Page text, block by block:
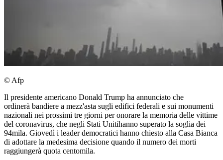
© Afp
Il presidente americano Donald Trump ha annunciato che
ordinerà bandiere a mezz'asta sugli edifici federali e sui monumenti
nazionali nei prossimi tre giorni per onorare la memoria delle vittime
del coronavirus, che negli Stati Unitihanno superato la soglia dei
94mila. Giovedì i leader democratici hanno chiesto alla Casa Bianca
di adottare la medesima decisione quando il numero dei morti
raggiungerà quota centomila.